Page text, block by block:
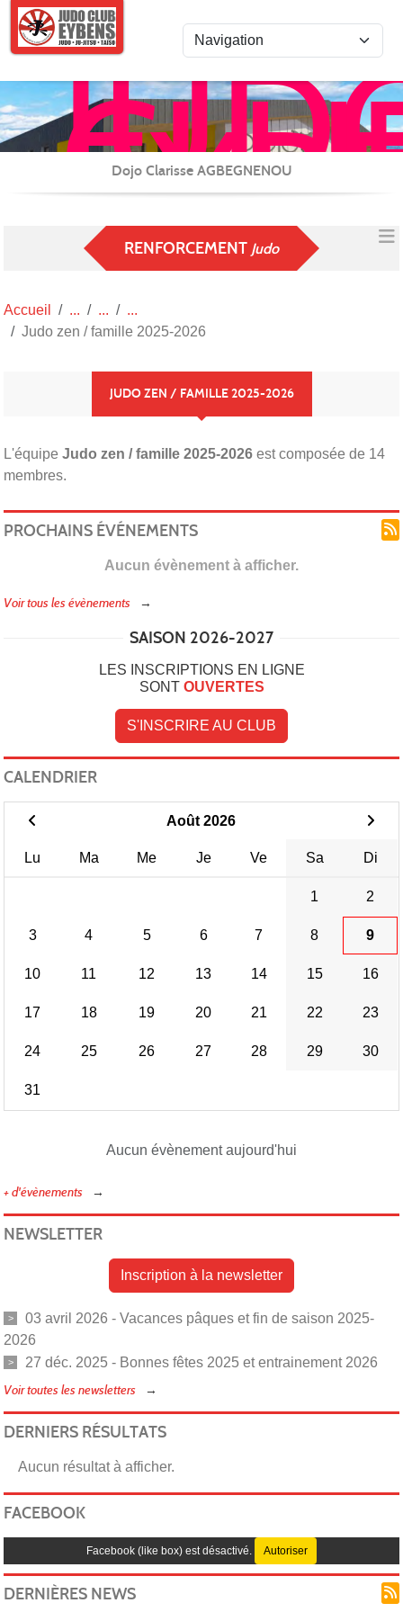
JU-
/
et
Dojo Clarisse AGBEGNENOU
RENFORCEMENT Judo
Accueil
Judo zen / famille 2025-2026
JUDO ZEN / FAMILLE 2025-2026
L'équipe Judo zen / famille 2025-2026 est composée de 14
membres.
PROCHAINS ÉVÉNEMENTS
Aucun évènement à afficher.
Voir tous les évènements
SAISON 2026-2027
LES INSCRIPTIONS EN LIGNE
SONT OUVERTES
S'INSCRIRE AU CLUB
CALENDRIER
Août 2026
Lu Ma Me Je Ve Sa Di
1 2
3 4 5 6 7 8 9
10 11 12 13 14 15 16
17 18 19 20 21 22 23
24 25 26 27 28 29 30
31
Aucun évènement aujourd'hui
+ d'évènements
NEWSLETTER
Inscription à la newsletter
03 avril 2026 - Vacances pâques et fin de saison 2025-
2026
27 déc. 2025 - Bonnes fêtes 2025 et entrainement 2026
Voir toutes les newsletters
DERNIERS RÉSULTATS
Aucun résultat à afficher.
FACEBOOK
Facebook (like box) est désactivé. Autoriser
DERNIÈRES NEWS
Panneau de gestion des cookies